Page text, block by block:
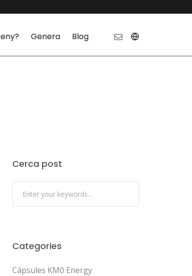
Genera Blog
Cerca post
Categories
Càpsules KM0 Energy